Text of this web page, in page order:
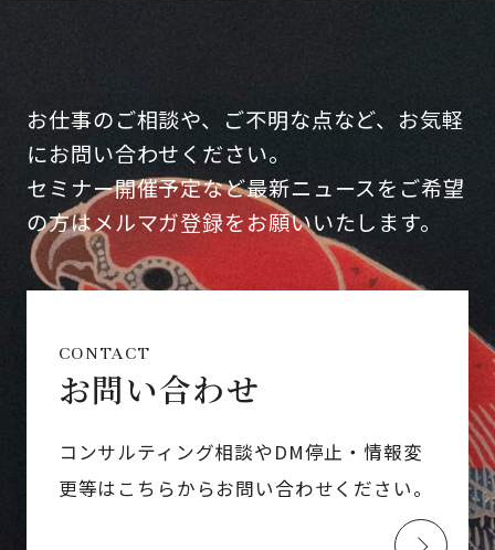
お仕事のご相談や、ご不明な点など、お気軽
にお問い合わせください。
セミナー開催予定など最新ニュースをご希望
の方はメルマガ登録をお願いいたします。
CONTACT
お問い合わせ
コンサルティング相談やDM停止・情報変
更等はこちらからお問い合わせください。